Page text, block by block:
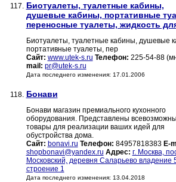
117. Биотуалеты, туалетные кабины,
душевые кабины, портативные
переносные туалеты, жидкость
Биотуалеты, туалетные кабины, душевые
портативные туалеты, пер
Сайт: www.utek-s.ru Телефон: 225-54-88
mail: pr@utek-s.ru
Дата последнего изменения: 17.01.2006
118. Бонави
Бонави магазин премиального кухонного
оборудования. Представлены
товары для реализации ваших идей для
обустройства дома.
Сайт: bonavi.ru Телефон: 84957818383 E-
shopbonavi@yandex.ru Адрес: г. Москва,
Московский, деревня Саларьево владение
строение 1
Дата последнего изменения: 13.04.2018